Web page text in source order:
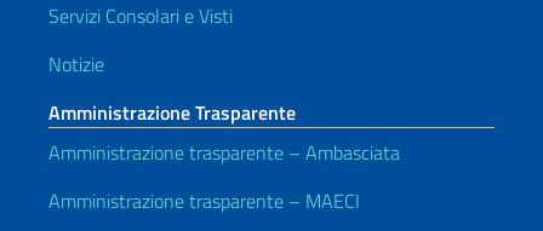
Servizi Consolari e Visti
Notizie
Amministrazione Trasparente
Amministrazione trasparente – Ambasciata
Amministrazione trasparente – MAECI